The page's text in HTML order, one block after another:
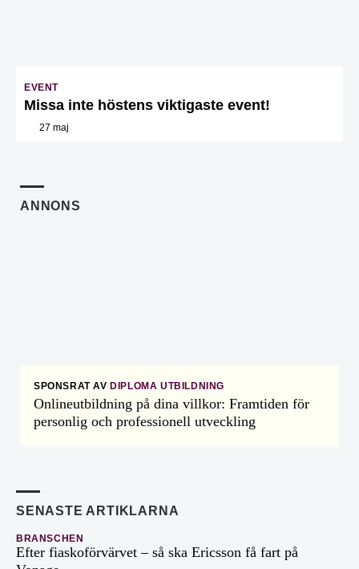
EVENT
Missa inte höstens viktigaste event!
27 maj
ANNONS
SPONSRAT AV DIPLOMA UTBILDNING
Onlineutbildning på dina villkor: Framtiden för
personlig och professionell utveckling
SENASTE ARTIKLARNA
BRANSCHEN
Efter fiaskoförvärvet – så ska Ericsson få fart på